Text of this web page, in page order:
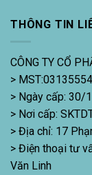
THÔNG TIN
CÔNG TY CỔ
>
> Ngày cấp: 30/
> Nơi cấp:
> Địa chỉ: 17
> Điện thoại tư
Văn Linh